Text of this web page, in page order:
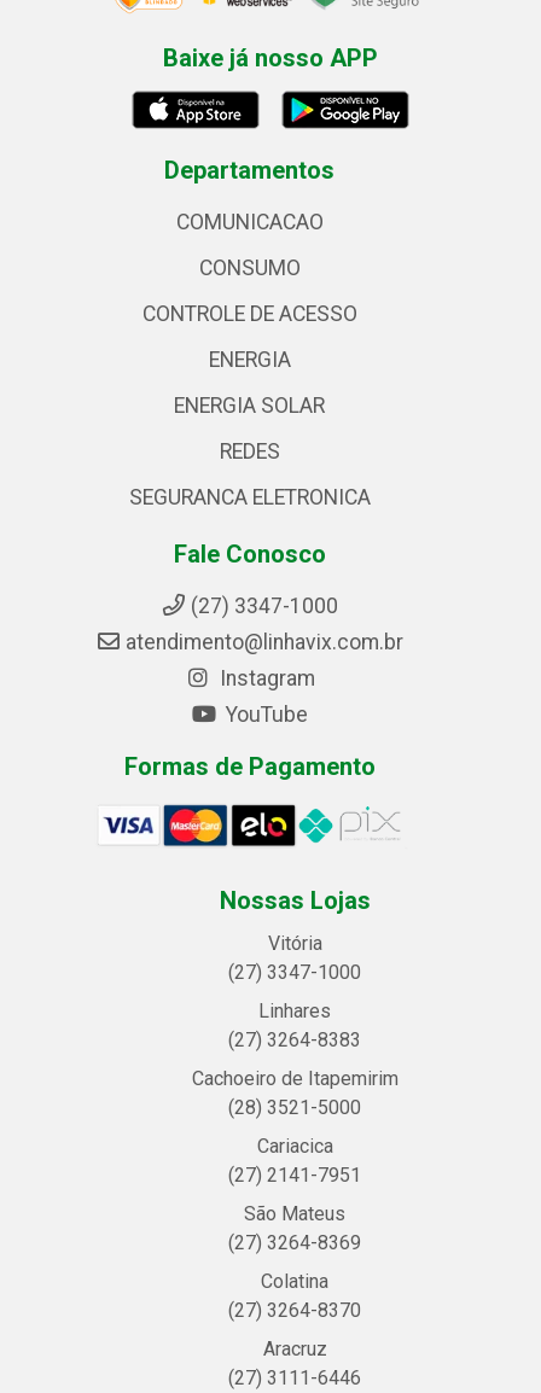
Baixe já nosso APP
Departamentos
COMUNICACAO
CONSUMO
CONTROLE DE ACESSO
ENERGIA
ENERGIA SOLAR
REDES
SEGURANCA ELETRONICA
Fale Conosco
(27) 3347-1000
atendimento@linhavix.com.br
Instagram
YouTube
Formas de Pagamento
Nossas Lojas
Vitória
(27) 3347-1000
Linhares
(27) 3264-8383
Cachoeiro de Itapemirim
(28) 3521-5000
Cariacica
(27) 2141-7951
São Mateus
(27) 3264-8369
Colatina
(27) 3264-8370
Aracruz
(27) 3111-6446